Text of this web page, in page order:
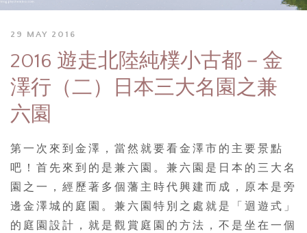
29 MAY 2016
2016 遊走北陸純樸小古都－金
澤行（二）日本三大名園之兼
六園
第一次來到金澤，當然就要看金澤市的主要景點
吧！首先來到的是兼六園。兼六園是日本的三大名
園之一，經歷著多個藩主時代興建而成，原本是旁
邊金澤城的庭園。兼六園特別之處就是「迴遊式」
的庭園設計，就是觀賞庭園的方法，不是坐在一個